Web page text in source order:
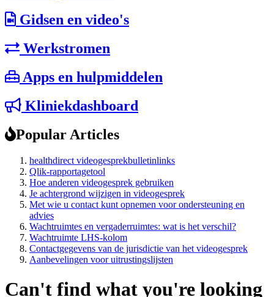
Gidsen en video's
Werkstromen
Apps en hulpmiddelen
Kliniekdashboard
Popular Articles
healthdirect videogesprekbulletinlinks
Qlik-rapportagetool
Hoe anderen videogesprek gebruiken
Je achtergrond wijzigen in videogesprek
Met wie u contact kunt opnemen voor ondersteuning en
advies
Wachtruimtes en vergaderruimtes: wat is het verschil?
Wachtruimte LHS-kolom
Contactgegevens van de jurisdictie van het videogesprek
Aanbevelingen voor uitrustingslijsten
Can't find what you're looking